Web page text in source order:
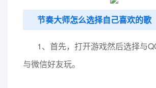
节奏大师怎么选择自己喜欢的歌
1、首先，打开游戏然后选择与
与微信好友玩。